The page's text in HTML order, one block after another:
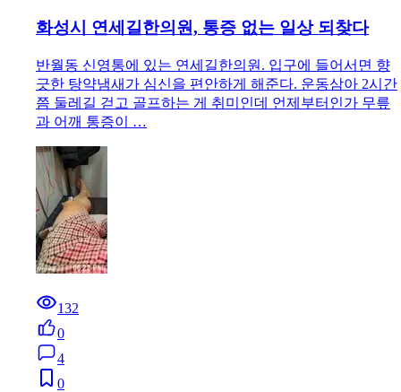
화성시 연세길한의원, 통증 없는 일상 되찾다
반월동 신영통에 있는 연세길한의원. 입구에 들어서면 향
긋한 탕약냄새가 심신을 편안하게 해준다. 운동삼아 2시간
쯤 둘레길 걷고 골프하는 게 취미인데 언제부터인가 무릎
과 어깨 통증이 …
132
0
4
0